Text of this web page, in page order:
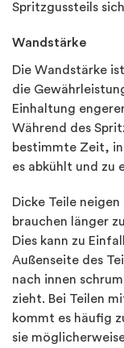
Spritzgussteils
Wandstärke
Die Wandstärke
die
Einhaltung
Während des
bestimmte Zeit,
es abkühlt und zu
Dicke Teile
brauchen länger
Dies kann zu
Außenseite des
nach innen
zieht. Bei Teilen
kommt es häufig
sie